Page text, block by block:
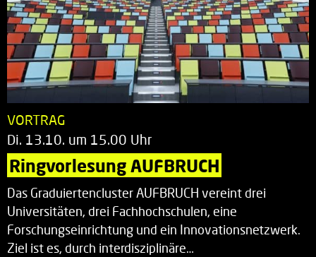
VORTRAG
Di. 13.10. um 15.00 Uhr
Ringvorlesung AUFBRUCH
Das Graduiertencluster AUFBRUCH vereint drei
Universitäten, drei Fachhochschulen, eine
Forschungseinrichtung und ein Innovationsnetzwerk.
Ziel ist es, durch interdisziplinäre…